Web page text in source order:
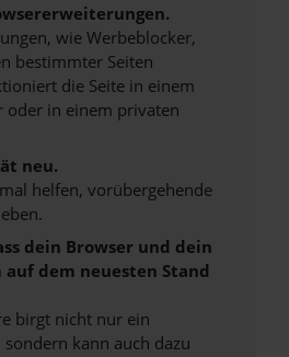
wie Werbeblocker,
bestimmter Seiten
die Seite in einem
oder in einem privaten
neu.
helfen, vorübergehende
dein Browser und dein
dem neuesten Stand
birgt nicht nur ein
kann auch dazu